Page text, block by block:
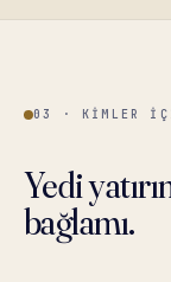
03 · KIMLER
Yedi
bağlamı.